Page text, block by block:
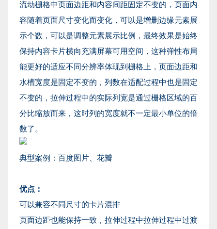
流动栅格中页面边距和内容间距固定不变的，页面内
容随着页面尺寸变化而变化，可以是增删边缘元素展
示个数，可以是调整元素展示比例，最终效果是始终
保持内容卡片横向充满屏幕可用空间，这种弹性布局
能更好的适应不同分辨率体现到栅格上，页面边距和
水槽宽度是固定不变的，列数在适配过程中也是固定
不变的，拉伸过程中的实际列宽是通过栅格区域的百
分比缩放而来，这时列的宽度就不一定最小单位的倍
数了。
典型案例：百度图片、花瓣
优点：
可以兼容不同尺寸的卡片混排
页面边距也能保持一致，拉伸过程中拉伸过程中过渡